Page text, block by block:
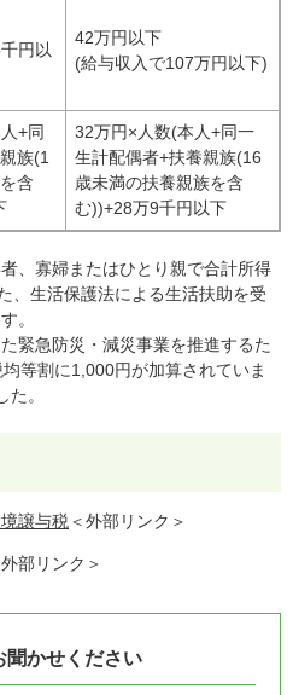
円以
42万円以下
(給与収入で107万円以下)
+同
族(1
含
32万円×人数(本人+同一
生計配偶者+扶養親族(16
歳未満の扶養親族を含
む))+28万9千円以下
、寡婦またはひとり親で合計所得
、生活保護法による生活扶助を受
。
緊急防災・減災事業を推進するた
等割に1,000円が加算されていま
。
譲与税＜外部リンク＞
外部リンク＞
聞かせください